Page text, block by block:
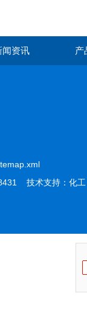
闻资讯 产
技术支持： 化工